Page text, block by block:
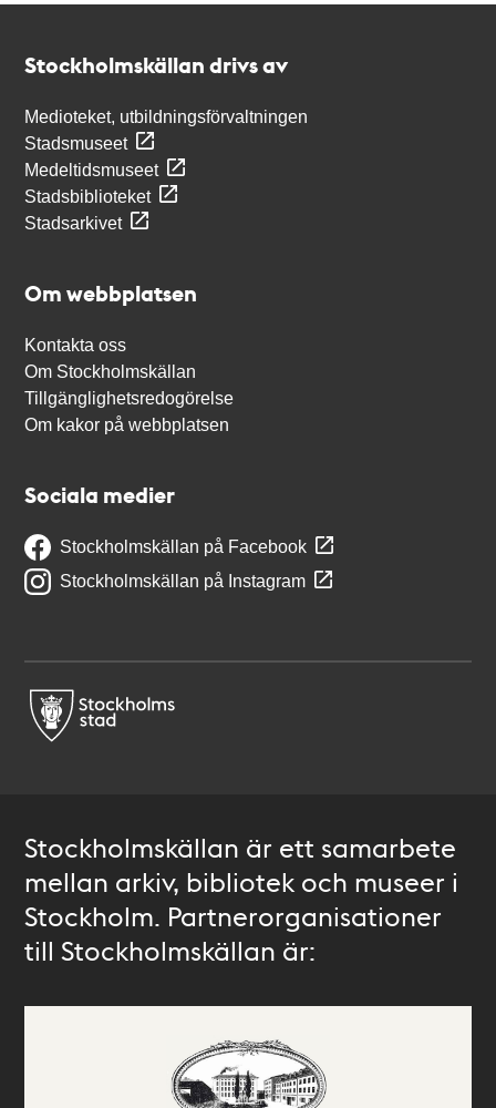
Stockholmskällan drivs av
Medioteket, utbildningsförvaltningen
Stadsmuseet
Medeltidsmuseet
Stadsbiblioteket
Stadsarkivet
Om webbplatsen
Kontakta oss
Om Stockholmskällan
Tillgänglighetsredogörelse
Om kakor på webbplatsen
Sociala medier
Stockholmskällan på Facebook
Stockholmskällan på Instagram
Stockholmskällan är ett samarbete
mellan arkiv, bibliotek och museer i
Stockholm. Partnerorganisationer
till Stockholmskällan är: